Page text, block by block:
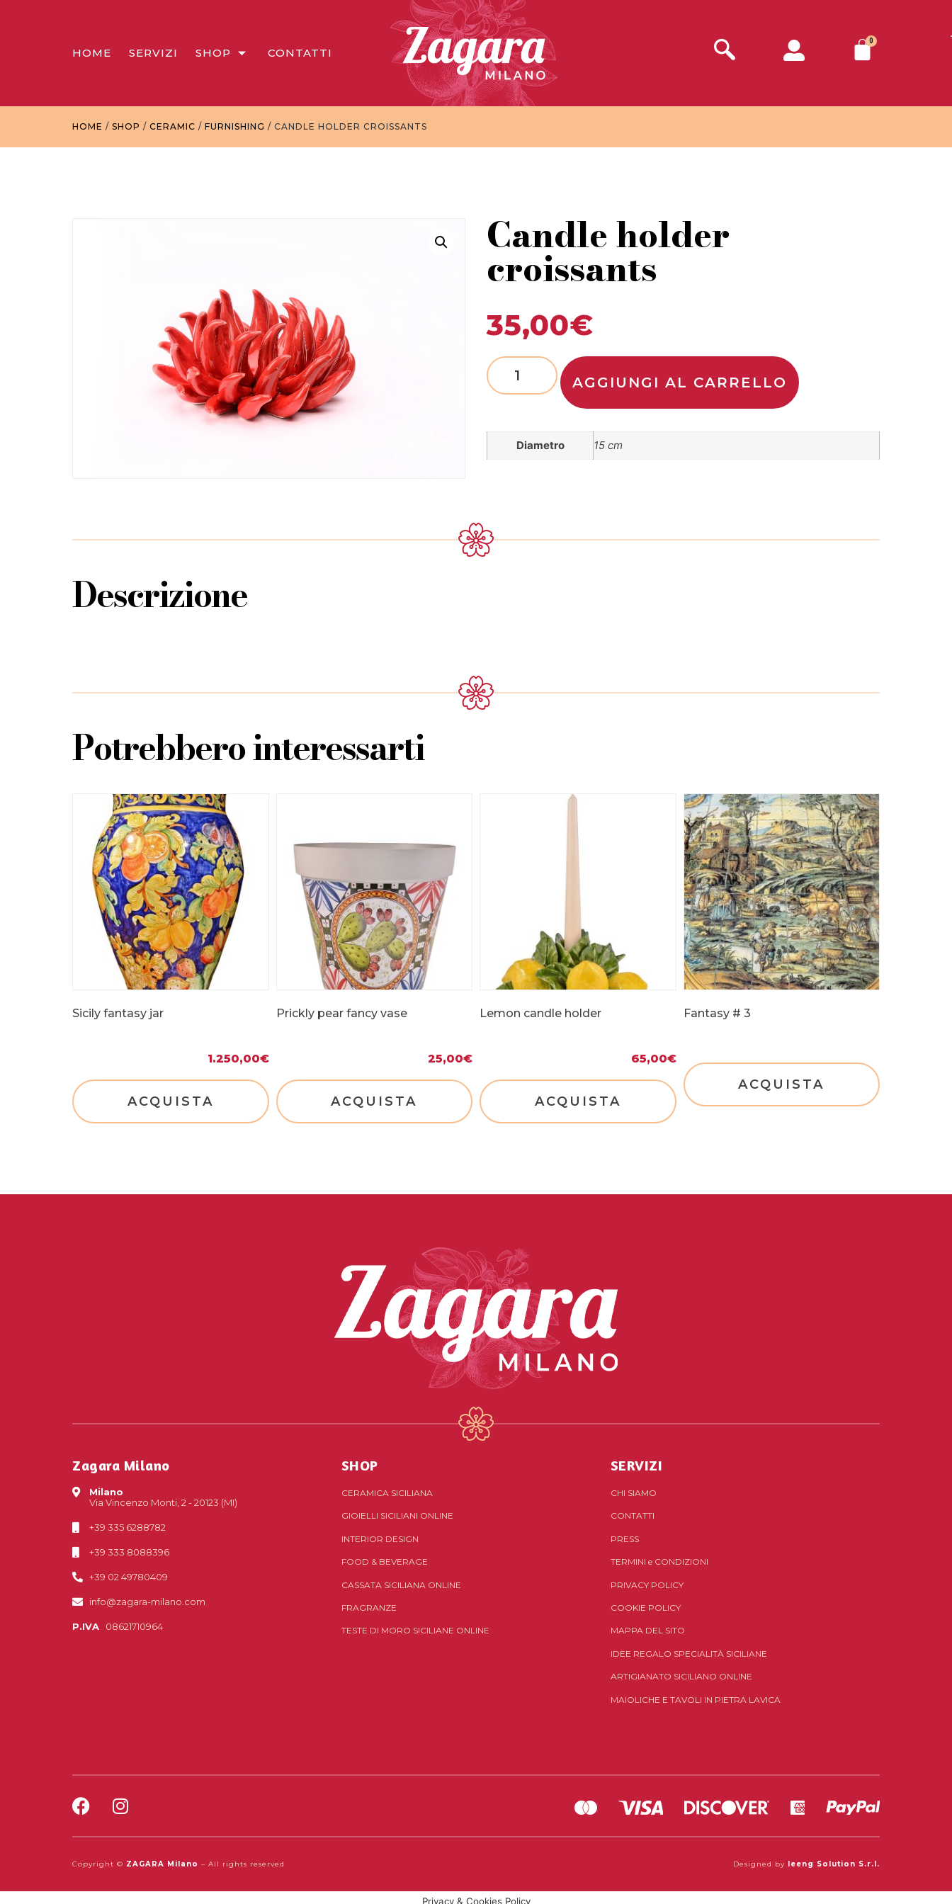
HOME SERVIZI SHOP CONTATTI
0
HOME / SHOP / CERAMIC / FURNISHING / CANDLE HOLDER CROISSANTS
Candle holder
croissants
35,00€
AGGIUNGI AL CARRELLO
Diametro 15 cm
Descrizione
Potrebbero interessarti
Sicily fantasy jar
1.250,00€
ACQUISTA
Prickly pear fancy vase
25,00€
ACQUISTA
Lemon candle holder
65,00€
ACQUISTA
Fantasy # 3
ACQUISTA
Zagara Milano
Milano
Via Vincenzo Monti, 2 - 20123 (MI)
+39 335 6288782
+39 333 8088396
+39 02 49780409
info@zagara-milano.com
P.IVA 08621710964
SHOP
CERAMICA SICILIANA
GIOIELLI SICILIANI ONLINE
INTERIOR DESIGN
FOOD & BEVERAGE
CASSATA SICILIANA ONLINE
FRAGRANZE
TESTE DI MORO SICILIANE ONLINE
SERVIZI
CHI SIAMO
CONTATTI
PRESS
TERMINI eCONDIZIONI
PRIVACY POLICY
COOKIE POLICY
MAPPA DEL SITO
IDEE REGALO SPECIALITÀ SICILIANE
ARTIGIANATO SICILIANO ONLINE
MAIOLICHE E TAVOLI IN PIETRA LAVICA
Copyright © ZAGARA Milano – All rights reserved Designed by Ieeng Solution S.r.l.
Privacy & Cookies Policy